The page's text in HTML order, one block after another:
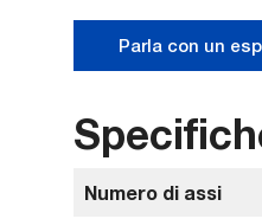
Parla con un
Numero di assi